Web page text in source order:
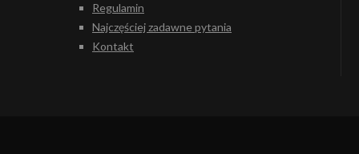
Regulamin
Najczęściej zadawne pytania
Kontakt